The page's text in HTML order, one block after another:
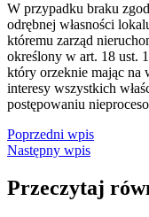
W przypadku braku
odrębnej własności
któremu zarząd
określony w art. 18 ust.
który orzeknie mając na
interesy wszystkich
postępowaniu
Poprzedni wpis
Następny wpis
Przeczytaj